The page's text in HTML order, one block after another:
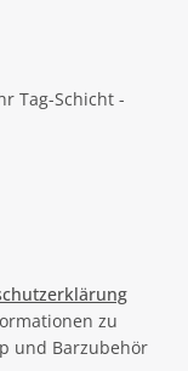
Tag-Schicht -
zu
und Barzubehör